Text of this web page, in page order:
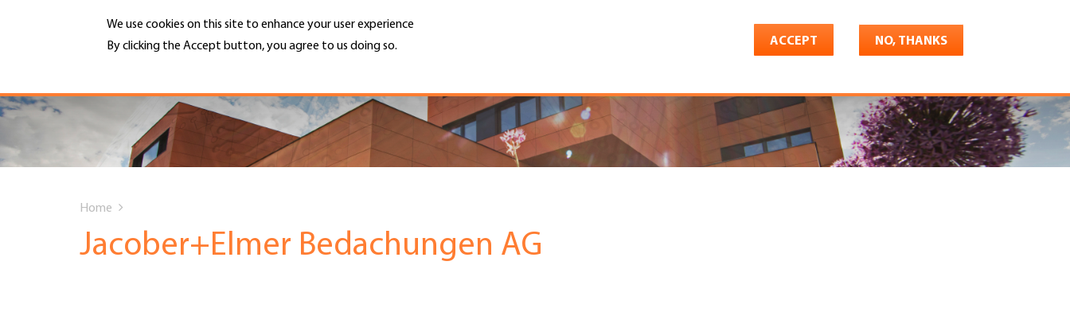
We use cookies on this site to enhance your user experience
By clicking the Accept button, you agree to us doing so.
ACCEPT NO, THANKS
Hauptnavigation
PORTRAIT
DIENSTLEISTUNGEN
MENU
Top
Menu
are
Home
Jacober+Elmer Bedachungen AG